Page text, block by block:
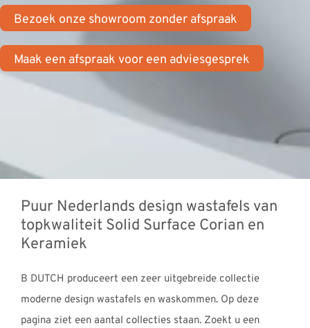
CONTACT
Bezoek onze showroom zonder afspraak
Maak een afspraak voor een adviesgesprek
Puur Nederlands design wastafels van
topkwaliteit Solid Surface Corian en
Keramiek
B DUTCH produceert een zeer uitgebreide collectie
moderne design wastafels en waskommen. Op deze
pagina ziet een aantal collecties staan. Zoekt u een